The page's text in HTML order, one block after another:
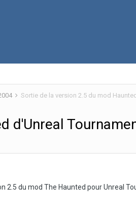
Sortie de la version 2.5 du mod
d'Unreal
2.5 du mod The Haunted pour Unreal